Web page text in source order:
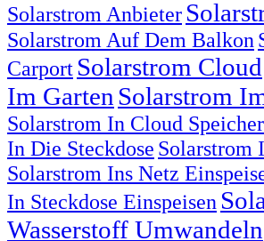
Solarstrom Anbieter
Solarstrom Auf Dem Balkon
Carport Solarstrom Cloud
Im Garten Solarstrom
Solarstrom In Cloud
In Die Steckdose Solarstrom
Solarstrom Ins Netz
In Steckdose Einspeisen
Wasserstoff Umwandeln